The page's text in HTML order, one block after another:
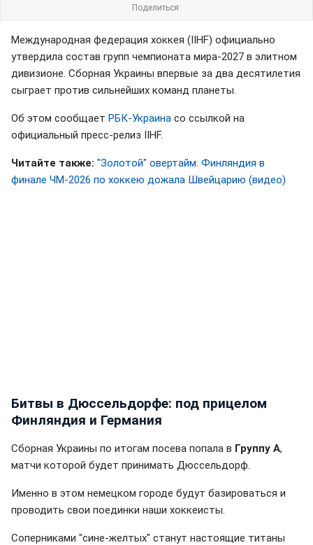
Поделиться:
Международная федерация хоккея (IIHF) официально
утвердила состав групп чемпионата мира-2027 в элитном
дивизионе. Сборная Украины впервые за два десятилетия
сыграет против сильнейших команд планеты.
Об этом сообщает РБК-Украина со ссылкой на
официальный пресс-релиз IIHF.
Читайте также: "Золотой" овертайм: Финляндия в
финале ЧМ-2026 по хоккею дожала Швейцарию (видео)
Битвы в Дюссельдорфе: под прицелом
Финляндия и Германия
Сборная Украины по итогам посева попала в Группу А,
матчи которой будет принимать Дюссельдорф.
Именно в этом немецком городе будут базироваться и
проводить свои поединки наши хоккеисты.
Соперниками "сине-желтых" станут настоящие титаны